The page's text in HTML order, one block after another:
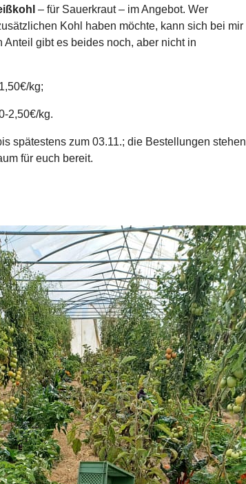
– für Sauerkraut – im Angebot. Wer
Kohl haben möchte, kann sich bei mir
Anteil gibt es beides noch, aber nicht in
kg;
2,50€/kg.
spätestens zum 03.11.; die Bestellungen stehen
für euch bereit.